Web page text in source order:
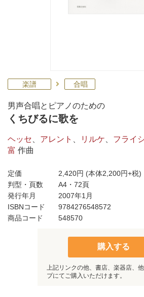
楽譜 合唱
男声合唱とピアノのための
くちびるに歌を
ヘッセ アレント リルケ フライ
富 作曲
定価 2,420円 (本体2,200円+税)
判型・頁数
A4・72頁
発行年月
2007年1月
ISBNコード
9784276548572
商品コード
548570
購入する
上記リンクの他、書店、楽器店、
プにてご購入いただけます。